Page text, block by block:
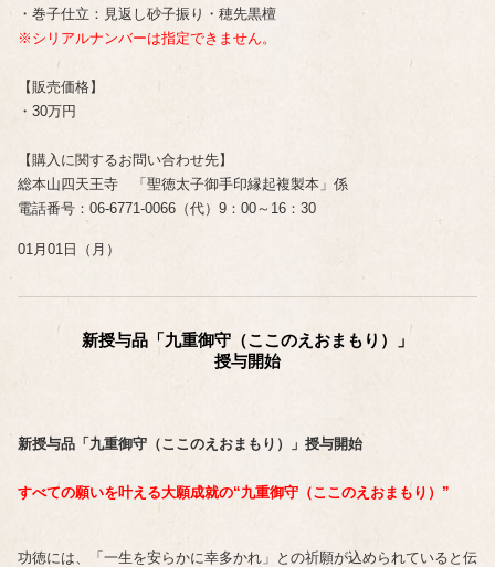
・巻子仕立：見返し砂子振り・穂先黒檀
※シリアルナンバーは指定できません。
【販売価格】
・30万円
【購入に関するお問い合わせ先】
総本山四天王寺 「聖徳太子御手印縁起複製本」係
電話番号：06-6771-0066（代）9：00～16：30
01月01日（月）
新授与品「九重御守（ここのえおまもり）」
授与開始
新授与品「九重御守（ここのえおまもり）」授与開始
すべての願いを叶える大願成就の“九重御守（ここのえおまもり）”
功徳には、「一生を安らかに幸多かれ」との祈願が込められていると伝